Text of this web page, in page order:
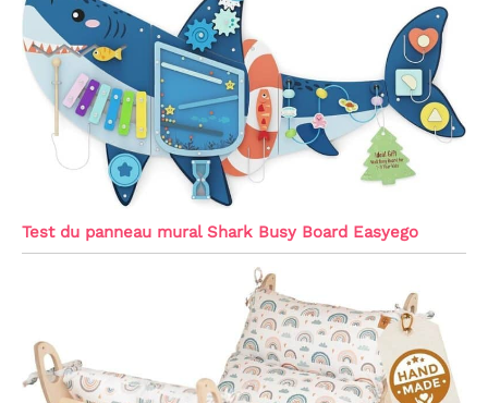
Test du panneau mural Shark Busy Board Easyego